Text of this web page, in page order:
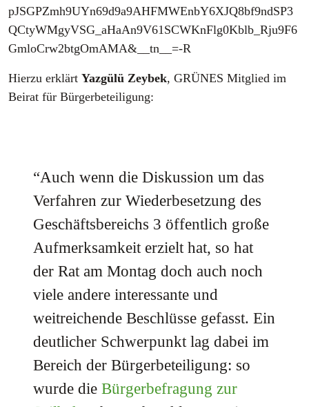
pJSGPZmh9UYn69d9a9AHFMWEnbY6XJQ8bf9ndSP3
QCtyWMgyVSG_aHaAn9V61SCWKnFlg0Kblb_Rju9F6
GmloCrw2btgOmAMA&__tn__=-R
Hierzu erklärt Yazgülü Zeybek, GRÜNES Mitglied im
Beirat für Bürgerbeteiligung:
“Auch wenn die Diskussion um das
Verfahren zur Wiederbesetzung des
Geschäftsbereichs 3 öffentlich große
Aufmerksamkeit erzielt hat, so hat
der Rat am Montag doch auch noch
viele andere interessante und
weitreichende Beschlüsse gefasst. Ein
deutlicher Schwerpunkt lag dabei im
Bereich der Bürgerbeteiligung: so
wurde die Bürgerbefragung zur